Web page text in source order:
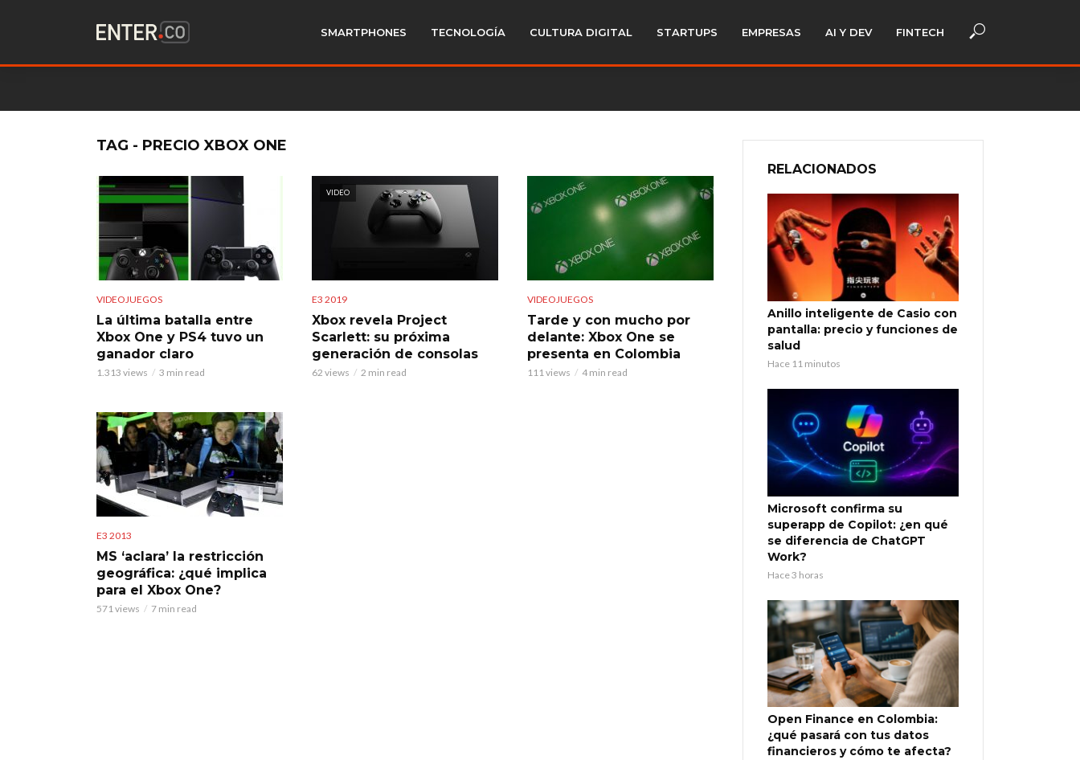
SMARTPHONES TECNOLOGÍA CULTURA DIGITAL STARTUPS EMPRESAS AI Y DEV FINTECH
TAG - PRECIO XBOX ONE
VIDEOJUEGOS
La última batalla entre
Xbox One y PS4 tuvo un
ganador claro
1.313 views 3 min read
VIDEO
E3 2019
Xbox revela Project
Scarlett: su próxima
generación de consolas
62 views 2 min read
VIDEOJUEGOS
Tarde y con mucho por
delante: Xbox One se
presenta en Colombia
111 views 4 min read
E3 2013
MS ‘aclara’ la restricción
geográfica: ¿qué implica
para el Xbox One?
571 views 7 min read
RELACIONADOS
Anillo inteligente de Casio con
pantalla: precio y funciones de
salud
Hace 11 minutos
Microsoft confirma su
superapp de Copilot: ¿en qué
se diferencia de ChatGPT
Work?
Hace 3 horas
Open Finance en Colombia:
¿qué pasará con tus datos
financieros y cómo te afecta?